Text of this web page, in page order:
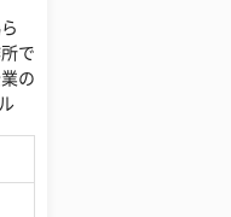
で
の